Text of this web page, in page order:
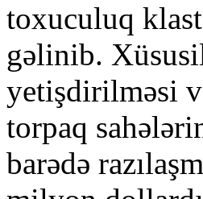
toxuculuq
gəlinib.
yetişdirilməsi
torpaq
barədə